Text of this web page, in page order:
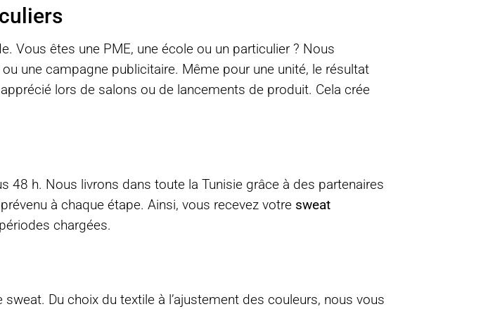
Vous êtes une PME, une école ou un particulier ? Nous
une campagne publicitaire. Même pour une unité, le résultat
lors de salons ou de lancements de produit. Cela crée
h. Nous livrons dans toute la Tunisie grâce à des partenaires
à chaque étape. Ainsi, vous recevez votre sweat
chargées.
Du choix du textile à l’ajustement des couleurs, nous vous